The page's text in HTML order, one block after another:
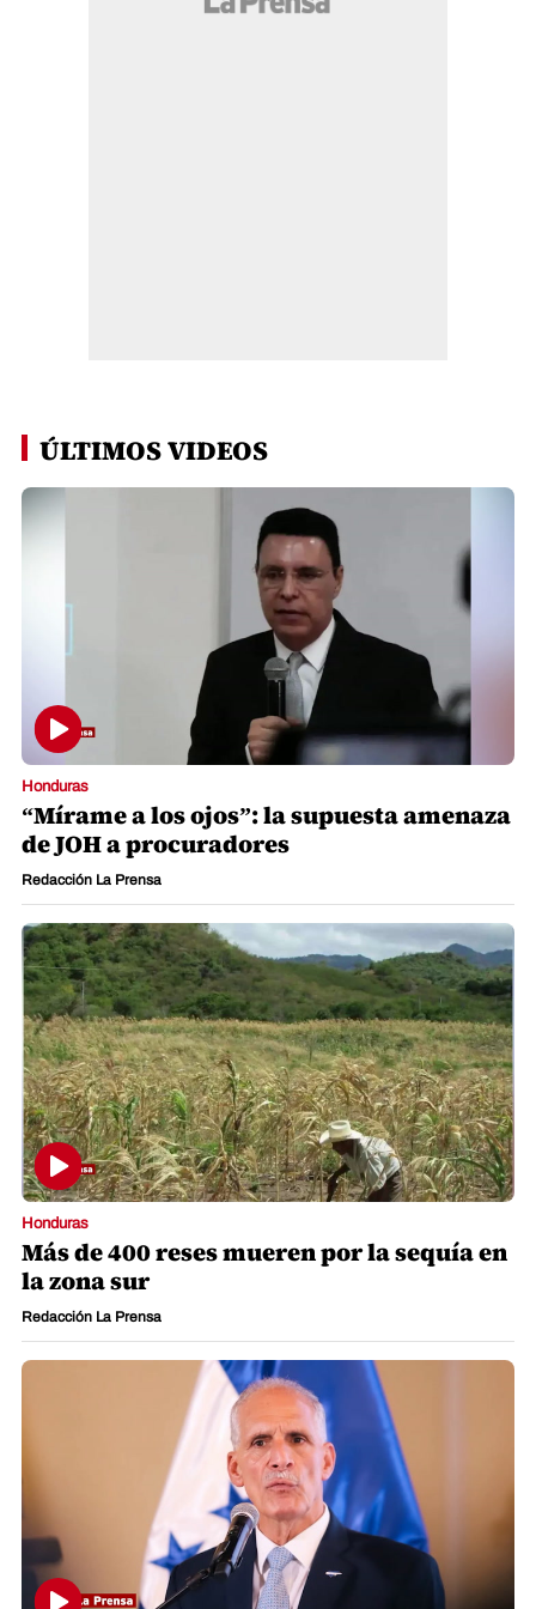
ÚLTIMOS VIDEOS
Honduras
“Mírame a los ojos”: la supuesta amenaza
de JOH a procuradores
Redacción La Prensa
Honduras
Más de 400 reses mueren por la sequía en
la zona sur
Redacción La Prensa